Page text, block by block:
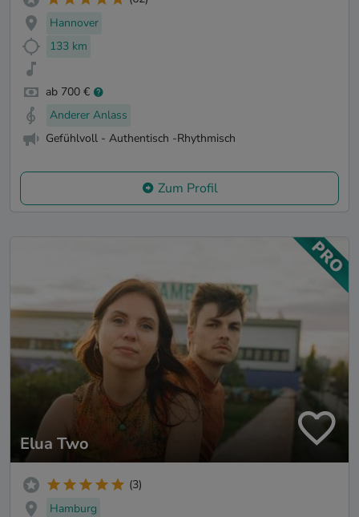
Hannover
133 km
ab 700 €
Anderer Anlass
Gefühlvoll - Authentisch -Rhythmisch
Zum Profil
Elua Two
(3)
Hamburg